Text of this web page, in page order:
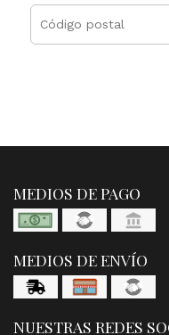
MEDIOS DE PAGO
MEDIOS DE ENVÍO
NUESTRAS REDES